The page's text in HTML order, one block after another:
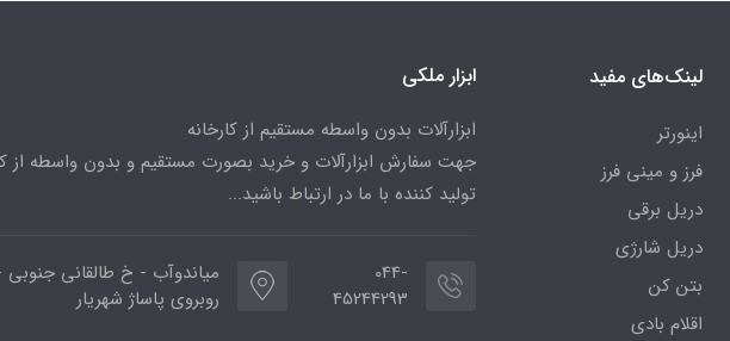
لینک‌های مفید
اینورتر
فرز و مینی فرز
دریل برقی
دریل شارژی
بتن کن
اقلام بادی
ابزار ملکی
ابزارآلات بدون واسطه مستقیم از کارخانه
جهت سفارش ابزارآلات و خرید بصورت مستقیم و بدون واسطه از
تولید کننده با ما در ارتباط باشید...
044-
45244293
میاندوآب - خ طالقانی
روبروی پاساژ شهریار